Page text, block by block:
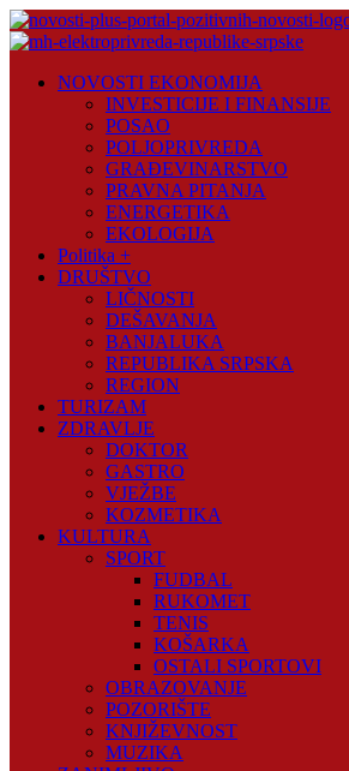
Skip
to
Plus
NOVOSTI EKONOMIJA
INVESTICIJE I FINANSIJE
POSAO
POLJOPRIVREDA
GRAĐEVINARSTVO
PRAVNA PITANJA
ENERGETIKA
EKOLOGIJA
Politika +
DRUŠTVO
LIČNOSTI
DEŠAVANJA
BANJALUKA
REPUBLIKA SRPSKA
REGION
TURIZAM
ZDRAVLJE
DOKTOR
GASTRO
VJEŽBE
KOZMETIKA
KULTURA
SPORT
FUDBAL
RUKOMET
TENIS
KOŠARKA
OSTALI SPORTOVI
OBRAZOVANJE
POZORIŠTE
KNJIŽEVNOST
MUZIKA